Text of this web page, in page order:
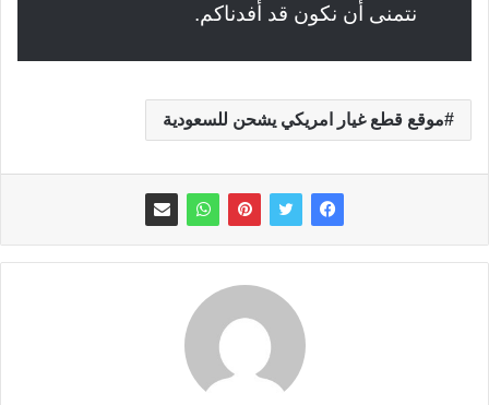
نتمنى أن نكون قد أفدناكم.
موقع قطع غيار امريكي يشحن للسعودية